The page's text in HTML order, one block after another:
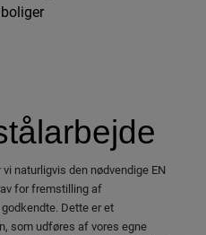
naturligvis den nødvendige EN
for fremstilling af
Dette er et
som udføres af vores egne